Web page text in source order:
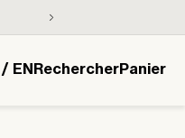
/ EN RechercherPanier
Panier